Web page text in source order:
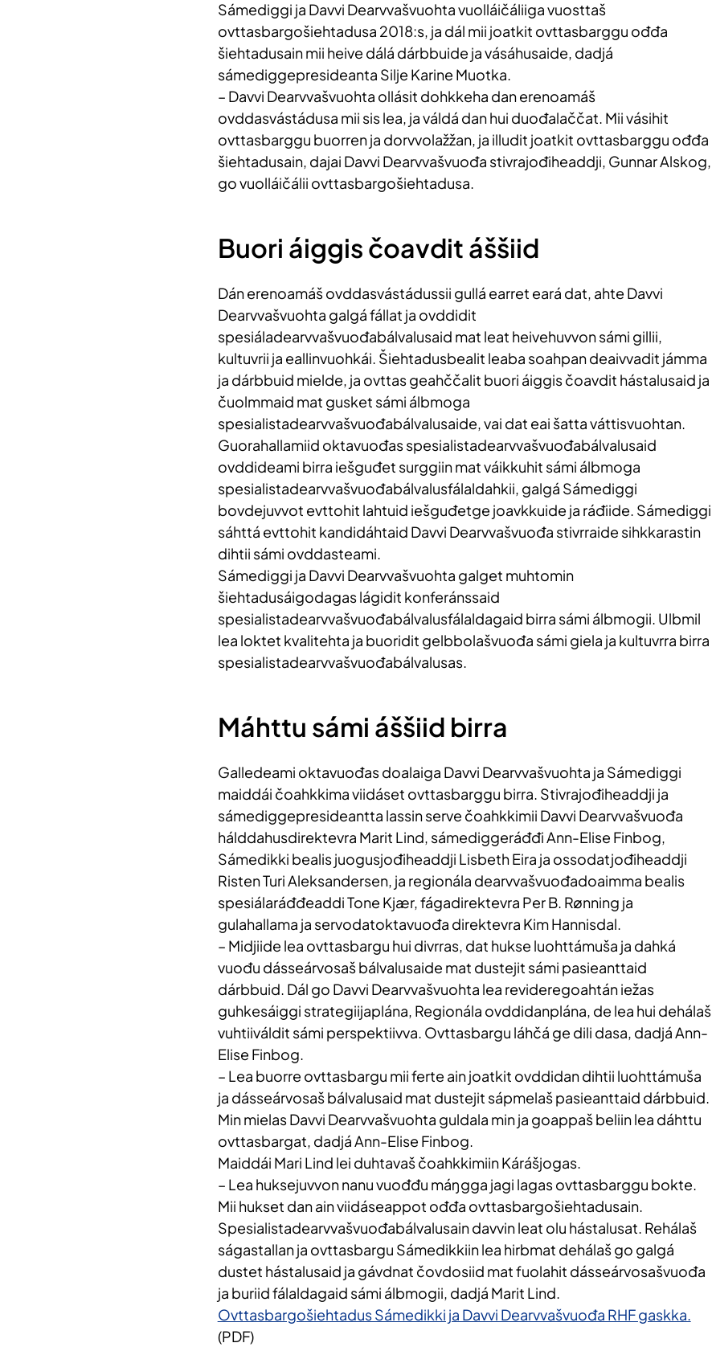
Sámediggi ja Davvi Dearvvašvuohta vuolláičáliiga vuosttaš
ovttasbargošiehtadusa 2018:s, ja dál mii joatkit ovttasbarggu ođđa
šiehtadusain mii heive dálá dárbbuide ja vásáhusaide, dadjá
sámediggepresideanta Silje Karine Muotka.
– Davvi Dearvvašvuohta ollásit dohkkeha dan erenoamáš
ovddasvástádusa mii sis lea, ja váldá dan hui duođalaččat. Mii vásihit
ovttasbarggu buorren ja dorvvolažžan, ja illudit joatkit ovttasbarggu ođđa
šiehtadusain, dajai Davvi Dearvvašvuođa stivrajođiheaddji, Gunnar Alskog,
go vuolláičálii ovttasbargošiehtadusa.
Buori áiggis čoavdit áššiid
Dán erenoamáš ovddasvástádussii gullá earret eará dat, ahte Davvi
Dearvvašvuohta galgá fállat ja ovddidit
spesiáladearvvašvuođabálvalusaid mat leat heivehuvvon sámi gillii,
kultuvrii ja eallinvuohkái. Šiehtadusbealit leaba soahpan deaivvadit jámma
ja dárbbuid mielde, ja ovttas geahččalit buori áiggis čoavdit hástalusaid ja
čuolmmaid mat gusket sámi álbmoga
spesialistadearvvašvuođabálvalusaide, vai dat eai šatta váttisvuohtan.
Guorahallamiid oktavuođas spesialistadearvvašvuođabálvalusaid
ovddideami birra iešguđet surggiin mat váikkuhit sámi álbmoga
spesialistadearvvašvuođabálvalusfálaldahkii, galgá Sámediggi
bovdejuvvot evttohit lahtuid iešguđetge joavkkuide ja ráđiide. Sámediggi
sáhttá evttohit kandidáhtaid Davvi Dearvvašvuođa stivrraide sihkkarastin
dihtii sámi ovddasteami.
Sámediggi ja Davvi Dearvvašvuohta galget muhtomin
šiehtadusáigodagas lágidit konferánssaid
spesialistadearvvašvuođabálvalusfálaldagaid birra sámi álbmogii. Ulbmil
lea loktet kvalitehta ja buoridit gelbbolašvuođa sámi giela ja kultuvrra birra
spesialistadearvvašvuođabálvalusas.
Máhttu sámi áššiid birra
Galledeami oktavuođas doalaiga Davvi Dearvvašvuohta ja Sámediggi
maiddái čoahkkima viidáset ovttasbarggu birra. Stivrajođiheaddji ja
sámediggepresideantta lassin serve čoahkkimii Davvi Dearvvašvuođa
hálddahusdirektevra Marit Lind, sámediggeráđđi Ann-Elise Finbog,
Sámedikki bealis juogusjođiheaddji Lisbeth Eira ja ossodatjođiheaddji
Risten Turi Aleksandersen, ja regionála dearvvašvuođadoaimma bealis
spesiálaráđđeaddi Tone Kjær, fágadirektevra Per B. Rønning ja
gulahallama ja servodatoktavuođa direktevra Kim Hannisdal.
– Midjiide lea ovttasbargu hui divrras, dat hukse luohttámuša ja dahká
vuođu dásseárvosaš bálvalusaide mat dustejit sámi pasieanttaid
dárbbuid. Dál go Davvi Dearvvašvuohta lea revideregoahtán iežas
guhkesáiggi strategiijaplána, Regionála ovddidanplána, de lea hui dehálaš
vuhtiiváldit sámi perspektiivva. Ovttasbargu láhčá ge dili dasa, dadjá Ann-
Elise Finbog.
– Lea buorre ovttasbargu mii ferte ain joatkit ovddidan dihtii luohttámuša
ja dásseárvosaš bálvalusaid mat dustejit sápmelaš pasieanttaid dárbbuid.
Min mielas Davvi Dearvvašvuohta guldala min ja goappaš beliin lea dáhttu
ovttasbargat, dadjá Ann-Elise Finbog.
Maiddái Mari Lind lei duhtavaš čoahkkimiin Kárášjogas.
– Lea huksejuvvon nanu vuođđu máŋgga jagi lagas ovttasbarggu bokte.
Mii hukset dan ain viidáseappot ođđa ovttasbargošiehtadusain.
Spesialistadearvvašvuođabálvalusain davvin leat olu hástalusat. Rehálaš
ságastallan ja ovttasbargu Sámedikkiin lea hirbmat dehálaš go galgá
dustet hástalusaid ja gávdnat čovdosiid mat fuolahit dásseárvosašvuođa
ja buriid fálaldagaid sámi álbmogii, dadjá Marit Lind.
Ovttasbargošiehtadus Sámedikki ja Davvi Dearvvašvuođa RHF gaskka.
(PDF)